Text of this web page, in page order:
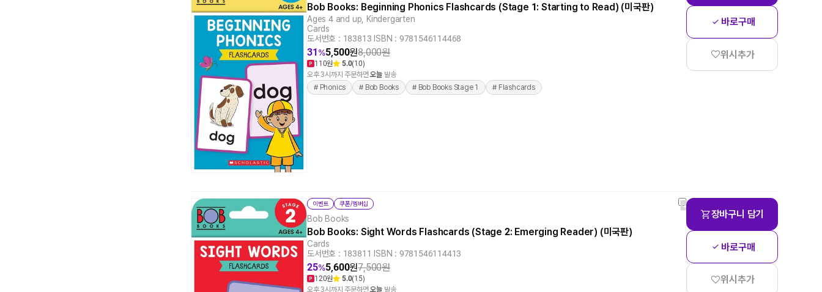
Bob Books: Beginning Phonics Flashcards (Stage 1: Starting to Read) (미국판)
Ages 4 and up, Kindergarten
Cards
도서번호 : 183813 ISBN : 9781546114468
31%5,500원8,000원
110원 5.0(10)
오후 3시까지 주문하면오늘 발송
# Phonics
# Bob Books # Bob Books Stage 1 # Flashcards
바로구매
위시추가
이벤트 쿠폰/멤버십
Bob Books
Bob Books: Sight Words Flashcards (Stage 2: Emerging Reader) (미국판)
Cards
도서번호 : 183811
ISBN : 9781546114413
25%5,600원7,500원
120원 5.0(15)
오후 3시까지 주문하면오늘 발송
장바구니 담기
바로구매
위시추가